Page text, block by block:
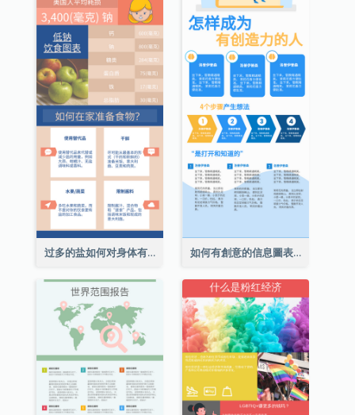
过多的盐如何对身体有害信息图表 如何有創意的信息圖表